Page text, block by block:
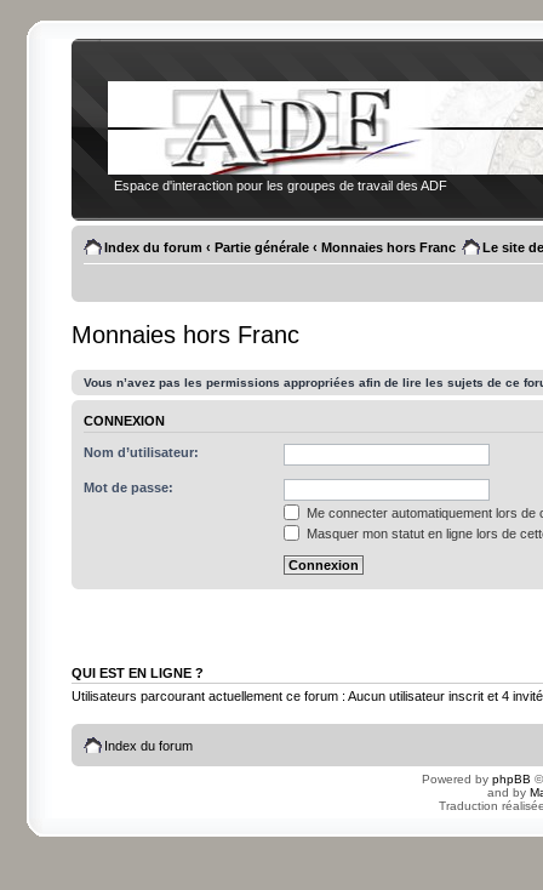
Espace d'interaction pour les groupes de travail des ADF
Index du forum ‹ Partie générale ‹ Monnaies hors Franc Le site
Monnaies hors Franc
Vous n’avez pas les permissions appropriées afin de lire les sujets de ce
CONNEXION
Nom d’utilisateur:
Mot de passe:
Me connecter automatiquement lors de
Masquer mon statut en ligne lors de
QUI EST EN LIGNE ?
Utilisateurs parcourant actuellement ce forum : Aucun utilisateur inscrit et 4
Index du forum
Powered by phpBB
and by
Traduction